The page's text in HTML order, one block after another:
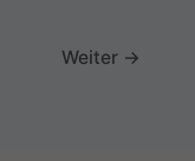
Weiter →